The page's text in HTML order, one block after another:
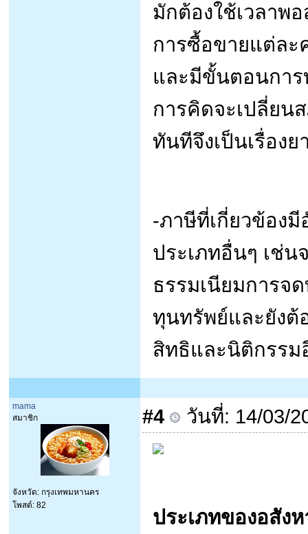
มักต้องใช้เวลาพ
การซื้อขายแต่ละ
และมีขั้นตอนการ
การคิดจะเปลี่ยน
ทันทีจึงเป็นเรื่องย
-ภาษีที่เกี่ยวข้อง
ประเภทอื่นๆ เช่น
ธรรมเนียมการจ
ทุนทรัพย์และยังต้
สิทธิและนิติกรรม
mama
สมาชิก
จังหวัด: กรุงเทพมหานคร
โพสต์: 82
#4 วันที่: 14/03/
ประเภทของอสัง